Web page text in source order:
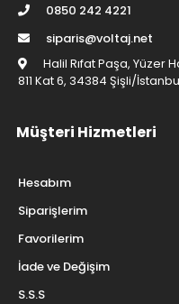
0850 242 4221
siparis@voltaj.net
Halil Rıfat Paşa, Yüzer
811 Kat 6, 34384 Şişli/
Müşteri Hizmetleri
Hesabım
Siparişlerim
Favorilerim
İade ve Değişim
S.S.S